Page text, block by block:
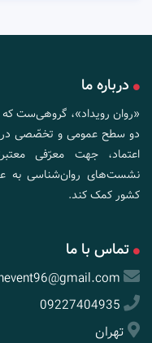
درباره ما
«روان رویداد»، گروهی‌ست
دو سطح عمومی و تخصّصی در
اعتماد، جهت معرّفی
نشست‌های روان‌شناسی به
کشور کمک کند.
تماس با ما
09227404935
تهران